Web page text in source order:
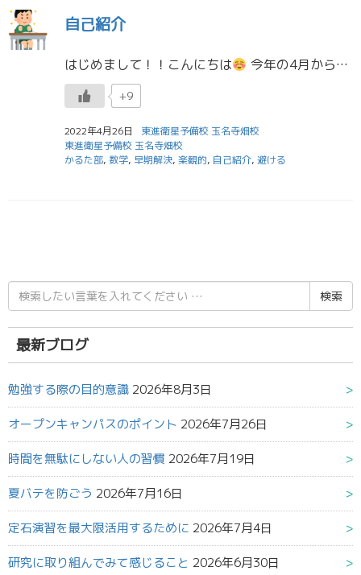
自己紹介
はじめまして！！こんにちは 今年の4月から東進玉名寺畑校で担任助手をしております、徳永真朋 (とくながまほ) です。 初のブログですので簡単な自己紹介をさせてください！ ジャンルごとに見出しをつけているので気になった […]
+9
2022年4月26日
東進衛星予備校 玉名寺畑校
東進衛星予備校 玉名寺畑校
かるた部, 数学, 早期解決, 楽観的, 自己紹介, 避ける
検
索
結
果:
最新ブログ
勉強する際の目的意識 2026年8月3日
オープンキャンパスのポイント 2026年7月26日
時間を無駄にしない人の習慣 2026年7月19日
夏バテを防ごう 2026年7月16日
定石演習を最大限活用するために 2026年7月4日
研究に取り組んでみて感じること 2026年6月30日